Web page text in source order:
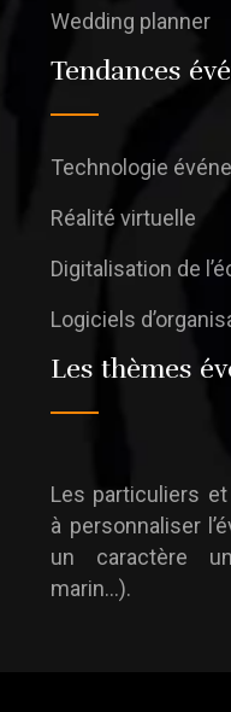
Wedding planner
Tendances
Technologie
Réalité virtuelle
Digitalisation de
Logiciels
Les thèmes
Les particuliers
à personnaliser
un caractère
marin…).